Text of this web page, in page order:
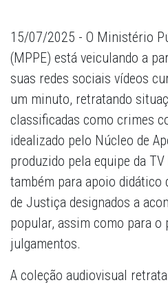
15/07/2025 - O Ministério
(MPPE) está veiculando a
suas redes sociais vídeos
um minuto, retratando
classificadas como crimes
idealizado pelo Núcleo de
produzido pela equipe da
também para apoio didático
de Justiça designados a
popular, assim como para o
julgamentos.
A coleção audiovisual